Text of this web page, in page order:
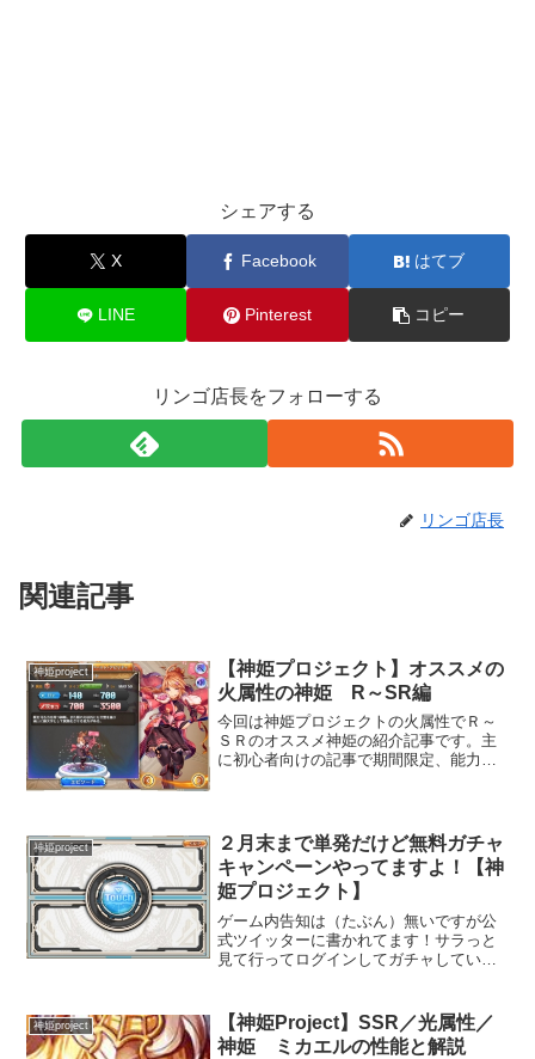
シェアする
X Facebook はてブ
LINE Pinterest コピー
リンゴ店長をフォローする
リンゴ店長
関連記事
神姫project
【神姫プロジェクト】オススメの
火属性の神姫 R～SR編
今回は神姫プロジェクトの火属性でＲ～
ＳＲのオススメ神姫の紹介記事です。主
に初心者向けの記事で期間限定、能力が
ックしてみましょう。ケリ...
神姫project
２月末まで単発だけど無料ガチャ
キャンペーンやってますよ！【神
姫プロジェクト】
ゲーム内告知は（たぶん）無いですが公
式ツイッターに書かれてます！サラっと
見て行ってログインしてガチャしていっ
実質２月２８日分で最後になりますね。
１４回分のガチャができま...
神姫project
【神姫Project】SSR／光属性／
神姫 ミカエルの性能と解説